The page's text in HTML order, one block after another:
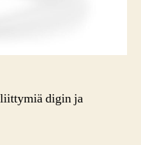
digin ja